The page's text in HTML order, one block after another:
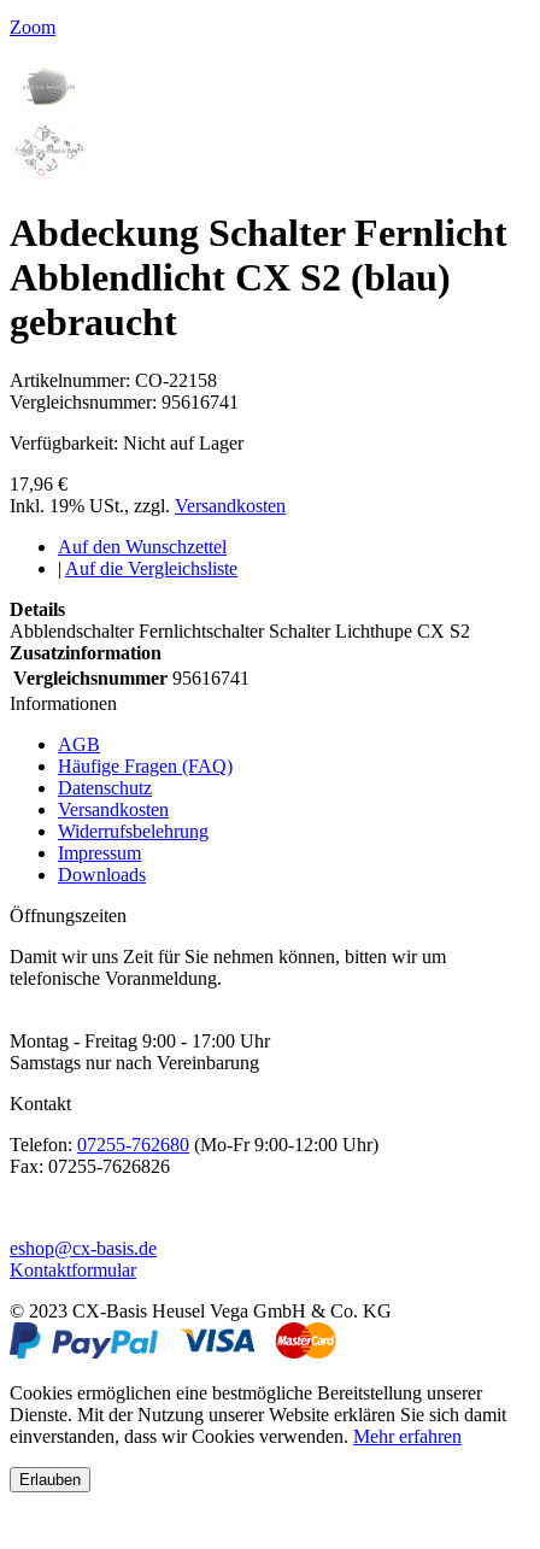
Zoom
Abdeckung Schalter Fernlicht
Abblendlicht CX S2 (blau)
gebraucht
Artikelnummer: CO-22158
Vergleichsnummer: 95616741
Verfügbarkeit: Nicht auf Lager
17,96 €
Inkl. 19% USt., zzgl. Versandkosten
Auf den Wunschzettel
| Auf die Vergleichsliste
Details
Abblendschalter Fernlichtschalter Schalter Lichthupe CX S2
Zusatzinformation
Vergleichsnummer 95616741
Informationen
AGB
Häufige Fragen (FAQ)
Datenschutz
Versandkosten
Widerrufsbelehrung
Impressum
Downloads
Öffnungszeiten
Damit wir uns Zeit für Sie nehmen können, bitten wir um
telefonische Voranmeldung.
Montag - Freitag 9:00 - 17:00 Uhr
Samstags nur nach Vereinbarung
Kontakt
Telefon: 07255-762680 (Mo-Fr 9:00-12:00 Uhr)
Fax: 07255-7626826
eshop@cx-basis.de
Kontaktformular
© 2023 CX-Basis Heusel Vega GmbH & Co. KG
Cookies ermöglichen eine bestmögliche Bereitstellung unserer
Dienste. Mit der Nutzung unserer Website erklären Sie sich damit
einverstanden, dass wir Cookies verwenden. Mehr erfahren
Erlauben